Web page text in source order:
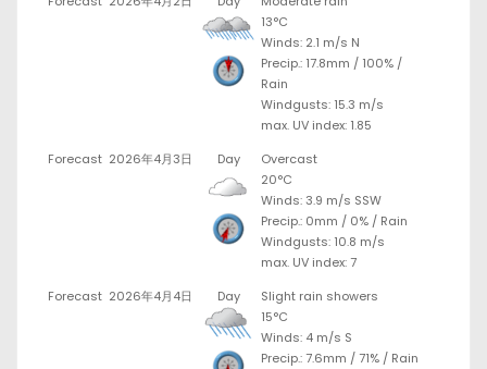
13°C
Winds: 2.1 m/s N
Precip.: 17.8mm / 100% /
Rain
Windgusts: 15.3 m/s
max. UV index: 1.85
Forecast 2026年4月3日 Day
Overcast
20°C
Winds: 3.9 m/s SSW
Precip.: 0mm / 0% / Rain
Windgusts: 10.8 m/s
max. UV index: 7
Forecast 2026年4月4日 Day
Slight rain showers
15°C
Winds: 4 m/s S
Precip.:7.6mm /71% / Rain